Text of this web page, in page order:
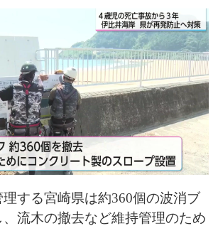
する宮崎県は約360個の波消ブ
、流木の撤去など維持管理のため